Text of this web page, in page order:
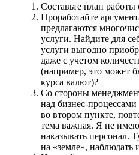
Составьте план
Проработайте
предлагаются
услуги. Найдите для
услуги выгодно
даже с учетом
(например, это может
курса валют)?
Со стороны
над бизнес-
во втором пункте,
тема важная. Я не
наказывать персонал.
на «земле», наблюдать